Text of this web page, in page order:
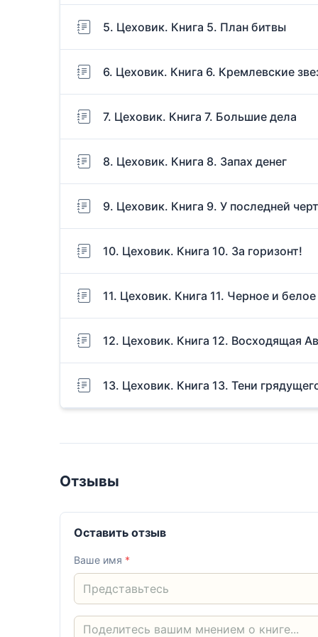
5. Цеховик. Книга 5. План битвы
6. Цеховик. Книга 6. Кремлевские
7. Цеховик. Книга 7. Большие дела
8. Цеховик. Книга 8. Запах денег
9. Цеховик. Книга 9. У последней
10. Цеховик. Книга 10. За горизонт!
11. Цеховик. Книга 11. Черное и белое
12. Цеховик. Книга 12. Восходящая
13. Цеховик. Книга 13. Тени
Отзывы
Оставить отзыв
Ваше имя *